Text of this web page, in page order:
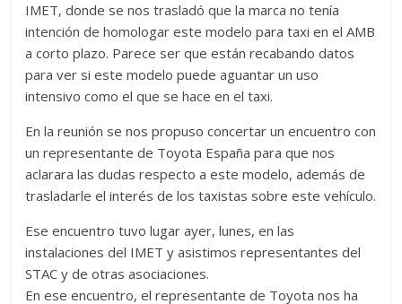
IMET, donde se nos trasladó que la marca no tenía
intención de homologar este modelo para taxi en el AMB
a corto plazo. Parece ser que están recabando datos
para ver si este modelo puede aguantar un uso
intensivo como el que se hace en el taxi.
En la reunión se nos propuso concertar un encuentro con
un representante de Toyota España para que nos
aclarara las dudas respecto a este modelo, además de
trasladarle el interés de los taxistas sobre este vehículo.
Ese encuentro tuvo lugar ayer, lunes, en las
instalaciones del IMET y asistimos representantes del
STAC y de otras asociaciones.
En ese encuentro, el representante de Toyota nos ha